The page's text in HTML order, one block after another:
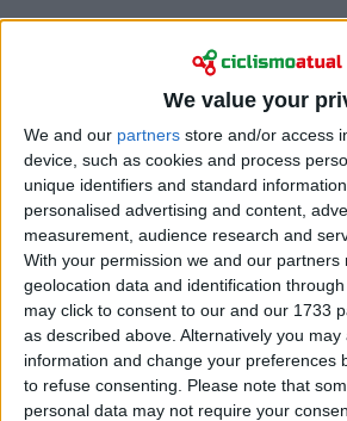
We value your
We and our partners store and/or access
device, such as cookies and process
unique identifiers and standard
personalised advertising and content,
measurement, audience research and
With your permission we and our partners
geolocation data and identification
may click to consent to our and our 1733
as described above. Alternatively you
information and change your preferences
to refuse consenting.
Please note that
personal data may not require your
"Eu sabia o que não queria, mas
que realmente queria. O que eu
estar numa estrutura clássica de
onde tudo tem de ser controlado,
não há muito espaço para a
francês em entrevista ao
tenha mencionado diretamente a
La Mondiale Team, as suas
crítica à rigidez do sistema atual,
de rendimento quase impossíveis
dimensão humana do ciclista.
"Não é assim que eu funciono.